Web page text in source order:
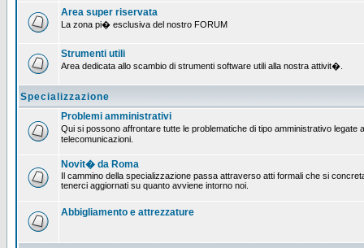
Area super riservata
La zona pi� esclusiva del nostro FORUM
Strumenti utili
Area dedicata allo scambio di strumenti software utili alla nostra attivit�.
Specializzazione
Problemi amministrativi
Qui si possono affrontare tutte le problematiche di tipo amministrativo
telecomunicazioni.
Novit� da Roma
Il cammino della specializzazione passa attraverso atti formali che si
tenerci aggiornati su quanto avviene intorno noi.
Abbigliamento e attrezzature